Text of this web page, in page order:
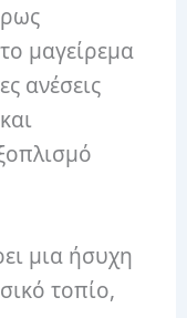
μαγείρεμα
ανέσεις
μια ήσυχη
τοπίο,